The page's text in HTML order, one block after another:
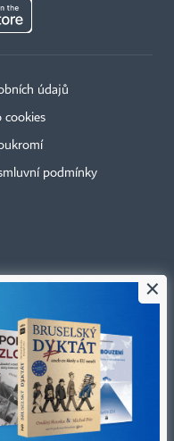
údajů
cookies
podmínky
svolení vydavatele je
rozmnožování a šíření
v českém nebo
×